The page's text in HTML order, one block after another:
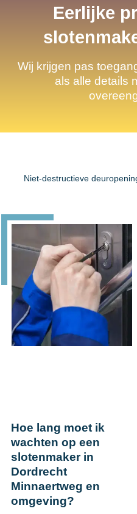
Eerlijke
Wij krijgen pas
als alle details
Niet-destructieve
Hoe lang moet ik
wachten op een
slotenmaker in
Dordrecht
Minnaertweg en
omgeving?